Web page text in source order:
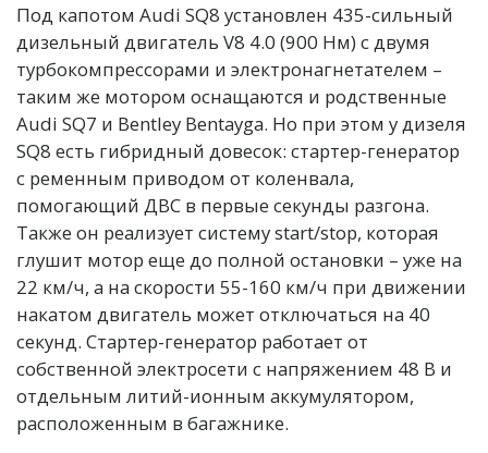
Под капотом Audi SQ8 установлен 435-сильный
дизельный двигатель V8 4.0 (900 Нм) с двумя
турбокомпрессорами и электронагнетателем –
таким же мотором оснащаются и родственные
Audi SQ7 и Bentley Bentayga. Но при этом у дизеля
SQ8 есть гибридный довесок: стартер-генератор
с ременным приводом от коленвала,
помогающий ДВС в первые секунды разгона.
Также он реализует систему start/stop, которая
глушит мотор еще до полной остановки – уже на
22 км/ч, а на скорости 55-160 км/ч при движении
накатом двигатель может отключаться на 40
секунд. Стартер-генератор работает от
собственной электросети с напряжением 48 В и
отдельным литий-ионным аккумулятором,
расположенным в багажнике.